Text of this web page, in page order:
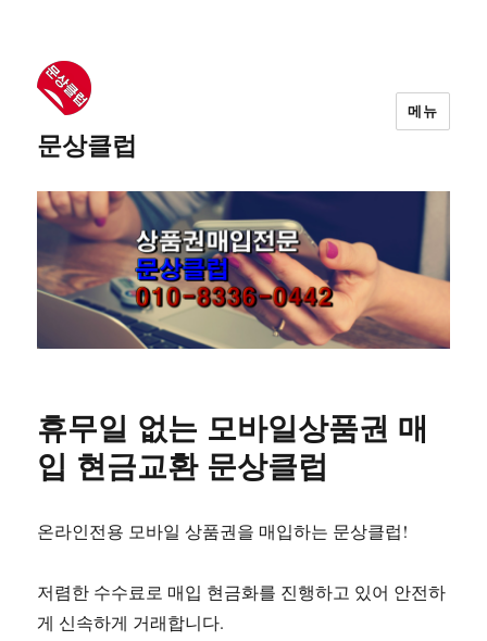
문상클럽
메뉴
휴무일 없는 모바일상품권 매
입 현금교환 문상클럽
온라인전용 모바일 상품권을 매입하는 문상클럽!
저렴한 수수료로 매입 현금화를 진행하고 있어 안전하
게 신속하게 거래합니다.